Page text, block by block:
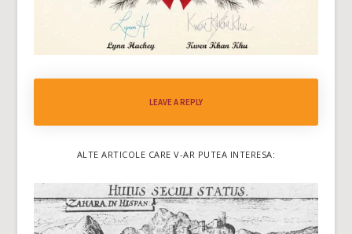
LEAVE A REPLY
ALTE ARTICOLE CARE V-AR PUTEA INTERESA: